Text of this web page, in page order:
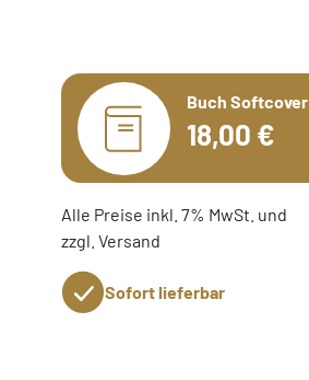
Buch Softcover
18,00 €
Alle Preise inkl. 7% MwSt. und
zzgl. Versand
Sofort lieferbar